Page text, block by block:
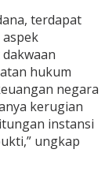
terdapat
hukum
negara
kerugian
instansi
ungkap